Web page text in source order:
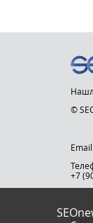
©
+7
This